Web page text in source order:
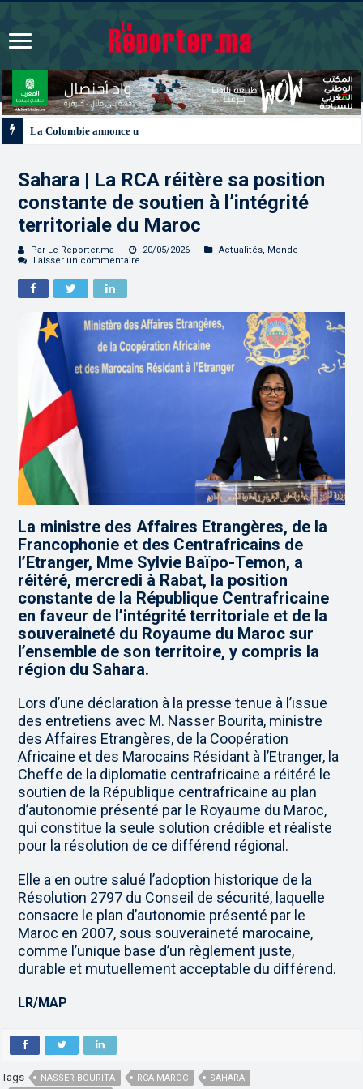
Sahara | La RCA réitère sa position
constante de soutien à l’intégrité
territoriale du Maroc
Par Le Reporter.ma 20/05/2026 Actualités, Monde
Laisser un commentaire
La ministre des Affaires Etrangères, de la
Francophonie et des Centrafricains de
l’Etranger, Mme Sylvie Baïpo-Temon, a
réitéré, mercredi à Rabat, la position
constante de la République Centrafricaine
en faveur de l’intégrité territoriale et de la
souveraineté du Royaume du Maroc sur
l’ensemble de son territoire, y compris la
région du Sahara.
Lors d’une déclaration à la presse tenue à l’issue
des entretiens avec M. Nasser Bourita, ministre
des Affaires Etrangères, de la Coopération
Africaine et des Marocains Résidant à l’Etranger, la
Cheffe de la diplomatie centrafricaine a réitéré le
soutien de la République centrafricaine au plan
d’autonomie présenté par le Royaume du Maroc,
qui constitue la seule solution crédible et réaliste
pour la résolution de ce différend régional.
Elle a en outre salué l’adoption historique de la
Résolution 2797 du Conseil de sécurité, laquelle
consacre le plan d’autonomie présenté par le
Maroc en 2007, sous souveraineté marocaine,
comme l’unique base d’un règlement juste,
durable et mutuellement acceptable du différend.
LR/MAP
Tags NASSER BOURITA RCA-MAROC
SAHARA